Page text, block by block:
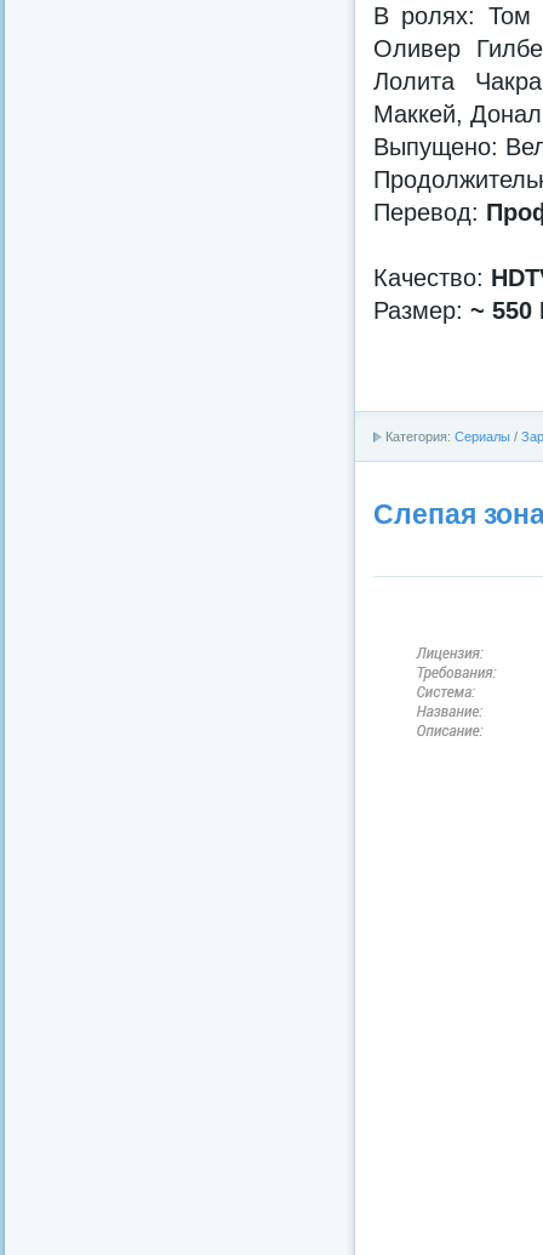
В ролях: Том
Оливер
Лолита
Маккей,
Выпущено:
Перевод:
Качество:
Размер: ~ 550
Категория: Сериалы /
Слепая